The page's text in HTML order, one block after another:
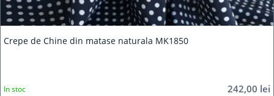
Crepe de Chine din matase naturala MK1850
242,00 lei
In stoc